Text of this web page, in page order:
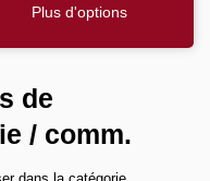
Plus d'options
de
/ comm.